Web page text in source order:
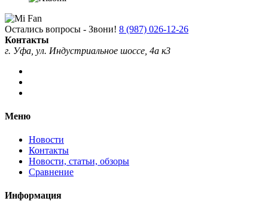
Остались вопросы - Звони! 8 (987) 026-12-26
Контакты
г. Уфа, ул. Индустриальное шоссе, 4а к3
Меню
Новости
Контакты
Новости, статьи, обзоры
Сравнение
Информация